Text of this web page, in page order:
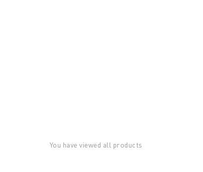
You have viewed all products